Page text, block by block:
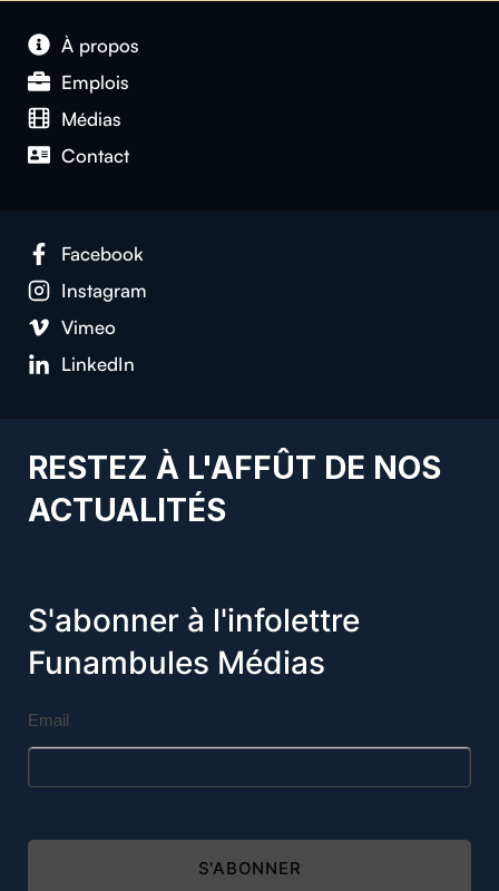
À propos
Emplois
Médias
Contact
Facebook
Instagram
Vimeo
LinkedIn
RESTEZ À L'AFFÛT DE NOS
ACTUALITÉS
S'abonner à l'infolettre
Funambules Médias
Email
S'ABONNER